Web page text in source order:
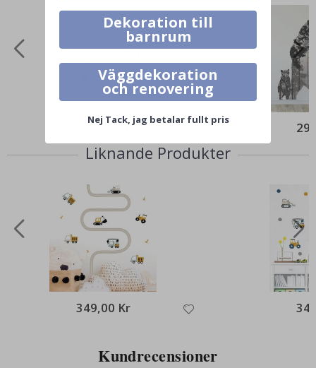
295,00 Kr
Liknande Produkter
349,00 Kr
Kundrecensioner
Dekoration till
barnrum
Väggdekoration
och renovering
Nej Tack, jag betalar fullt pris